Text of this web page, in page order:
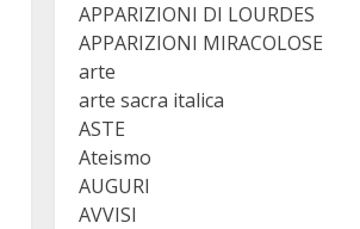
APPARIZIONI DI LOURDES
APPARIZIONI MIRACOLOSE
arte
arte sacra italica
ASTE
Ateismo
AUGURI
AVVISI